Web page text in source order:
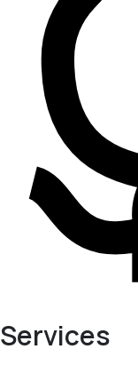
Services